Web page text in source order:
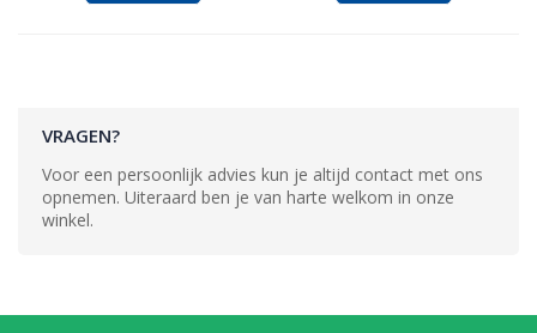
VRAGEN?
Voor een persoonlijk advies kun je altijd contact met ons
opnemen. Uiteraard ben je van harte welkom in onze
winkel.